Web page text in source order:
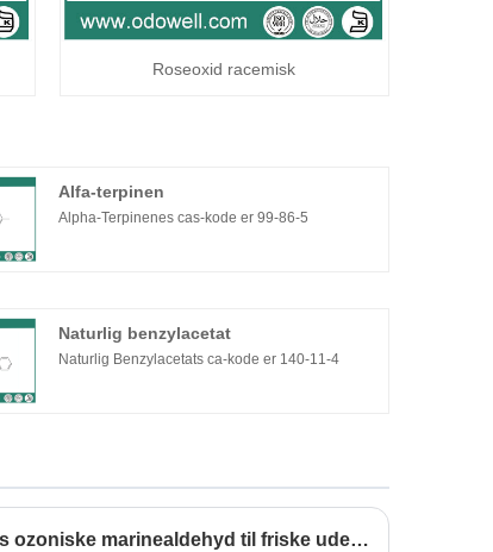
Roseoxid racemisk
Alfa-terpinen
Alpha-Terpinenes cas-kode er 99-86-5
Naturlig benzylacetat
Naturlig Benzylacetats ca-kode er 140-11-4
Myrmac Aldehyde – ODOWELLs ozoniske marinealdehyd til friske udendørsdufte